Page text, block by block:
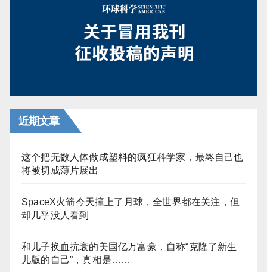
近期文章
这个把无数人体做成塑料的疯狂科学家，最终自己也
将被切成薄片展出
SpaceX火箭今天撞上了月球，全世界都在关注，但
却几乎没人看到
和儿子换血抗衰的美国亿万富豪，自称“克隆了新生
儿版的自己”，真相是……